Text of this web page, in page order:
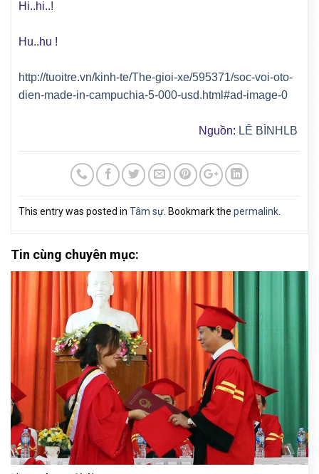
Hi..hi..!
Hu..hu !
http://tuoitre.vn/kinh-te/The-gioi-xe/595371/soc-voi-oto-
dien-made-in-campuchia-5-000-usd.html#ad-image-0
Nguồn: LÊ BÌNHLB
This entry was posted in Tâm sự . Bookmark the permalink
Tin cùng chuyên mục: